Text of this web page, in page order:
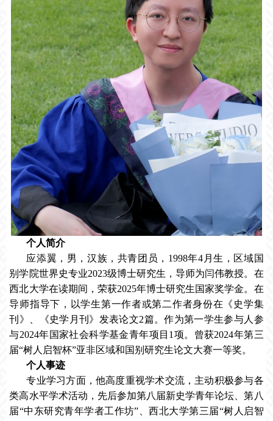
个人简介
应添翼，男，汉族，共青团员，1998年4月生，区域国
别学院世界史专业2023级博士研究生，导师为闫伟教授。在
西北大学在读期间，荣获2025年博士研究生国家奖学金。在
导师指导下，以学生第一作者或第二作者身份在《史学集
刊》、《史学月刊》发表论文2篇。作为第一学生参与人参
与2024年国家社会科学基金青年项目1项。曾获2024年第三
届“树人启智杯”亚非区域和国别研究生论文大赛一等奖。
个人事迹
专业学习方面，他高度重视学术交流，主动积极参与各
类高水平学术活动，先后参加第八届新史学青年论坛、第八
届“中东研究青年学者工作坊”、西北大学第三届“树人启智